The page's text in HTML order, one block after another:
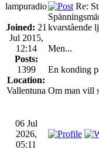
lampuradio
Joined: 21
Jul 2015,
12:14
Posts:
1399
Location:
Vallentuna
Re:
kvarstående
Men...
En konding
Om man vill
06 Jul
2026,
05:11